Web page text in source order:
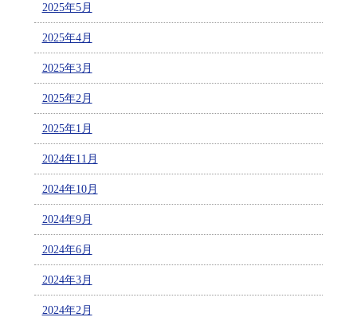
2025年5月
2025年4月
2025年3月
2025年2月
2025年1月
2024年11月
2024年10月
2024年9月
2024年6月
2024年3月
2024年2月